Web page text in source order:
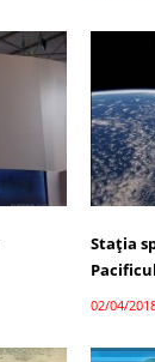
Stația
02/04/